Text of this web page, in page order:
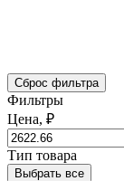
Сброс фильтра
Фильтры
Цена, ₽
Тип товара
Выбрать все